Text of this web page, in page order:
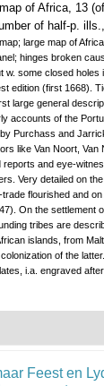
of Africa, 13
of half-p.
large map of
hinges broken
w. some closed holes
edition (first 1668).
large general
accounts of the
Purchass and
like Van Noort, Van
reports and eye-
Very detailed on
flourished and on
On the settlement
tribes are
islands, from
of the
i.a. engraved